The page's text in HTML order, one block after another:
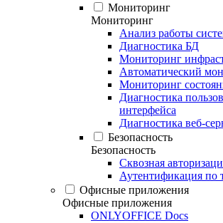
Мониторинг
Мониторинг
Анализ работы
Диагностика БД
Мониторинг
Автоматический
Мониторинг
Диагностика
интерфейса
Диагностика веб-
Безопасность
Безопасность
Сквозная
Аутентификация по
Офисные приложения
Офисные приложения
ONLYOFFICE Docs